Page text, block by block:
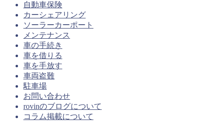
自動車保険
カーシェアリング
ソーラーカーポート
メンテナンス
車の手続き
車を借りる
車を手放す
車両盗難
駐車場
お問い合わせ
rovinのブログについて
コラム掲載について